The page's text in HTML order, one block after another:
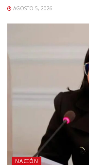
AGOSTO 5, 2026
NACIÓN